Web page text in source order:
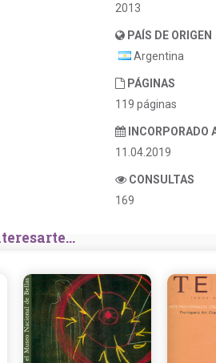
2013
PAÍS DE ORIGEN
Argentina
PÁGINAS
119 páginas
INCORPORADO
11.04.2019
CONSULTAS
169